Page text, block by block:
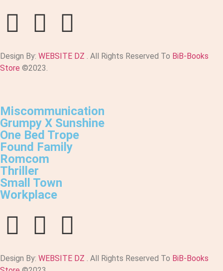
Design By: WEBSITE DZ . All Rights Reserved To BiB-Books
Store ©2023.
Miscommunication
Grumpy X Sunshine
One Bed Trope
Found Family
Romcom
Thriller
Small Town
Workplace
Design By: WEBSITE DZ . All Rights Reserved To BiB-Books